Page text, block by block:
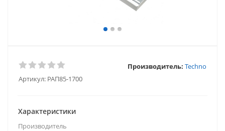
Артикул: РАП85-1700
Производитель: Techno
Характеристики
Производитель